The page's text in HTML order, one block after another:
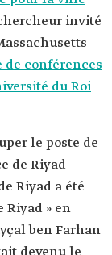
à l'université
et aménagement
invité
conférences
du Roi
le poste de
de Riyad
Riyad a été
» en
ben ‎Farhan